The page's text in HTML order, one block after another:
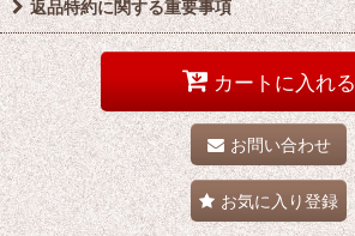
返品特約に関する重要事項
カートに入れる
お問い合わせ
お気に入り登録